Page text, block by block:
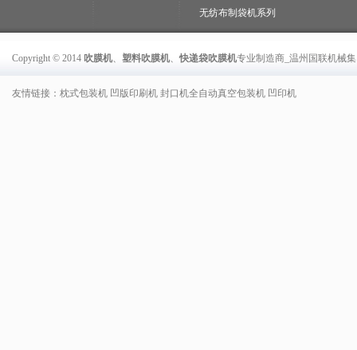
无纺布制袋机系列
Copyright © 2014 吹膜机、 塑料吹膜机、快递袋吹膜机专业制造商_温州国联机械
友情链接： 枕式包装机 凹版印刷机 封口机全自动真空包装机 凹印机